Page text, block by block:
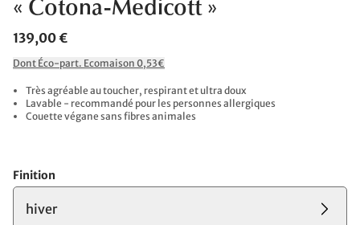
« Cotona-Medicott »
139,00 €
Dont Éco-part. Ecomaison 0,53€
Très agréable au toucher, respirant et ultra doux
Lavable - recommandé pour les personnes allergiques
Couette végane sans fibres animales
Finition
hiver